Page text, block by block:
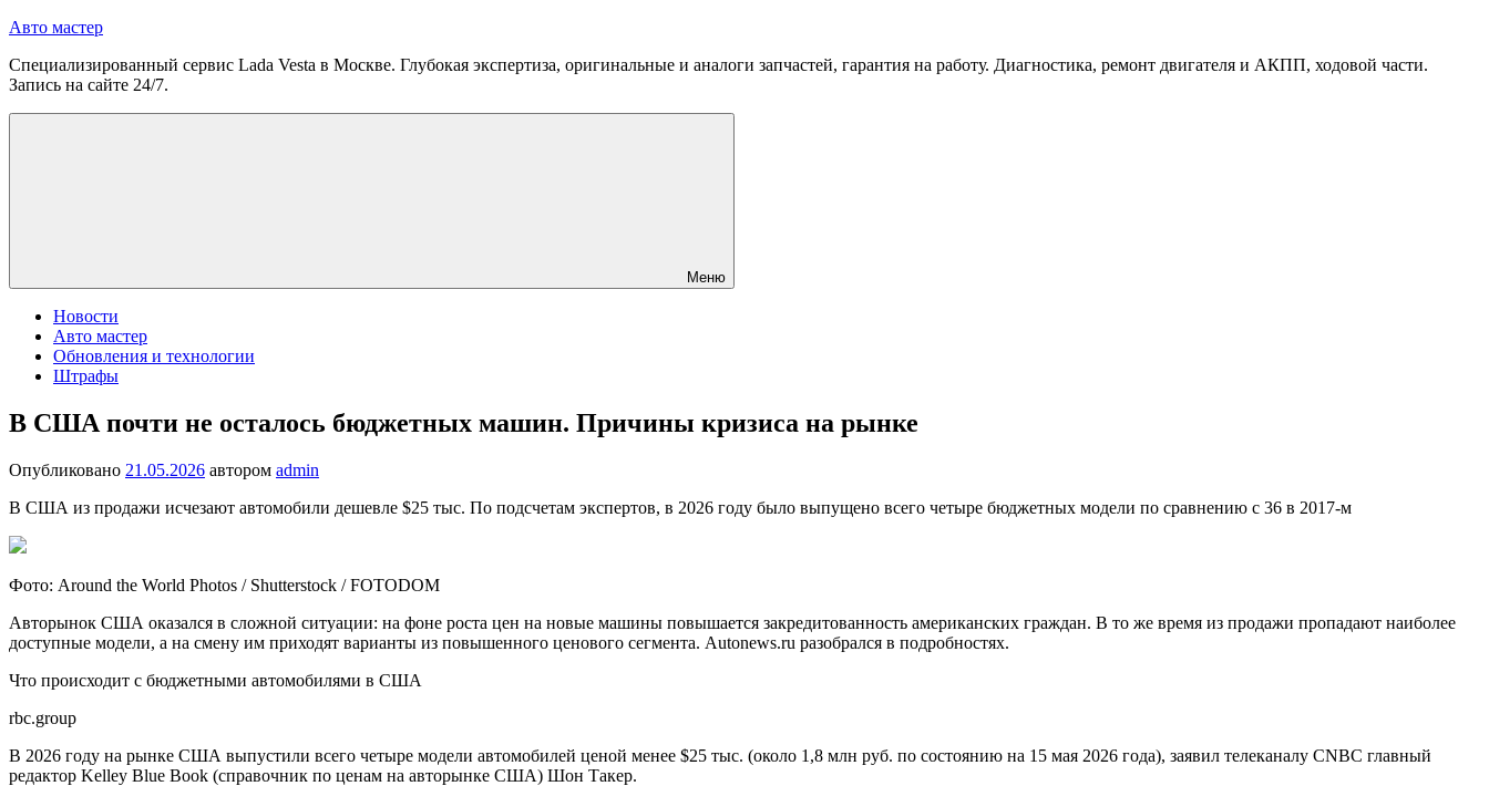
Перейти
содержимому
Авто мастер
Специализированный сервис Lada Vesta в Москве. Глубокая экспертиза, оригинальные и аналоги запчастей, гарантия на работу. Диагностика, ремонт двигателя и АКПП, ходовой части.
Запись на сайте 24/7.
Меню
Новости
Авто мастер
Обновления и технологии
Штрафы
В США почти не осталось бюджетных машин. Причины кризиса на рынке
Опубликовано 21.05.2026 автором admin
В США из продажи исчезают автомобили дешевле $25 тыс. По подсчетам экспертов, в 2026 году было выпущено всего четыре бюджетных модели по сравнению с 36 в 2017-м
Фото: Around the World Photos / Shutterstock / FOTODOM
Авторынок США оказался в сложной ситуации: на фоне роста цен на новые машины повышается закредитованность американских граждан. В то же время из продажи пропадают наиболее
доступные модели, а на смену им приходят варианты из повышенного ценового сегмента. Autonews.ru разобрался в подробностях.
Что происходит с бюджетными автомобилями в США
rbc.group
В 2026 году на рынке США выпустили всего четыре модели автомобилей ценой менее $25 тыс. (около 1,8 млн руб. по состоянию на 15 мая 2026 года), заявил телеканалу CNBC главный
редактор Kelley Blue Book (справочник по ценам на авторынке США) Шон Такер.